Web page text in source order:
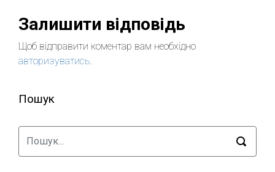
Залишити відповідь
Щоб відправити коментар вам необхідно
авторизуватись.
Пошук